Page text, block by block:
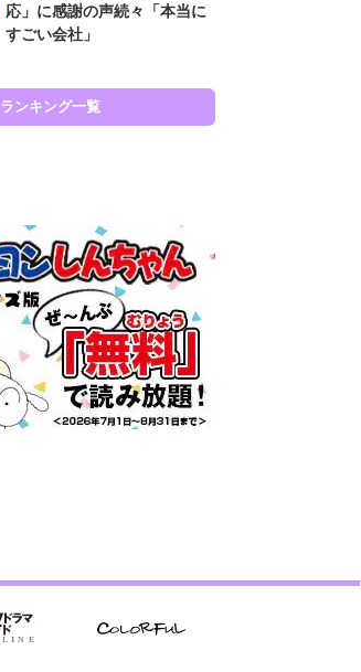
応」に感謝の声続々「本当に
すごい会社」
ランキング一覧